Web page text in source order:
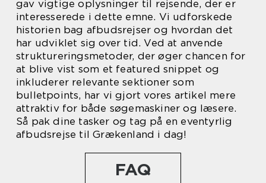
gav vigtige oplysninger til rejsende, der er
interesserede i dette emne. Vi udforskede
historien bag afbudsrejser og hvordan det
har udviklet sig over tid. Ved at anvende
struktureringsmetoder, der øger chancen for
at blive vist som et featured snippet og
inkluderer relevante sektioner som
bulletpoints, har vi gjort vores artikel mere
attraktiv for både søgemaskiner og læsere.
Så pak dine tasker og tag på en eventyrlig
afbudsrejse til Grækenland i dag!
FAQ